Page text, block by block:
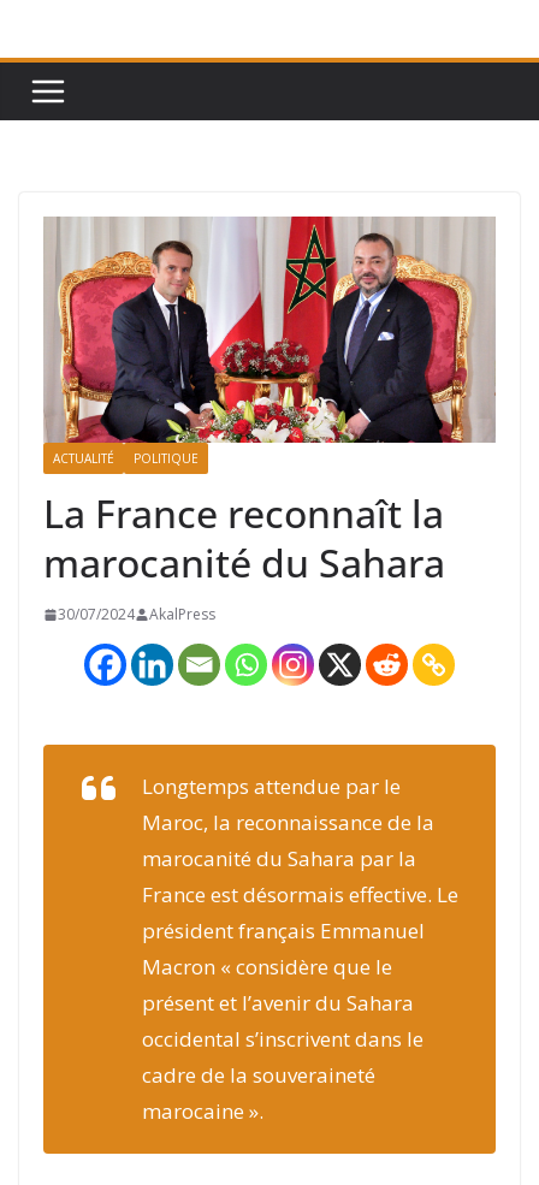
au
contenu
ACTUALITÉ POLITIQUE
La France reconnaît la
marocanité du Sahara
30/07/2024 AkalPress
Longtemps attendue par le
Maroc, la reconnaissance de la
marocanité du Sahara par la
France est désormais effective. Le
président français Emmanuel
Macron « considère que le
présent et l’avenir du Sahara
occidental s’inscrivent dans le
cadre de la souveraineté
marocaine ».